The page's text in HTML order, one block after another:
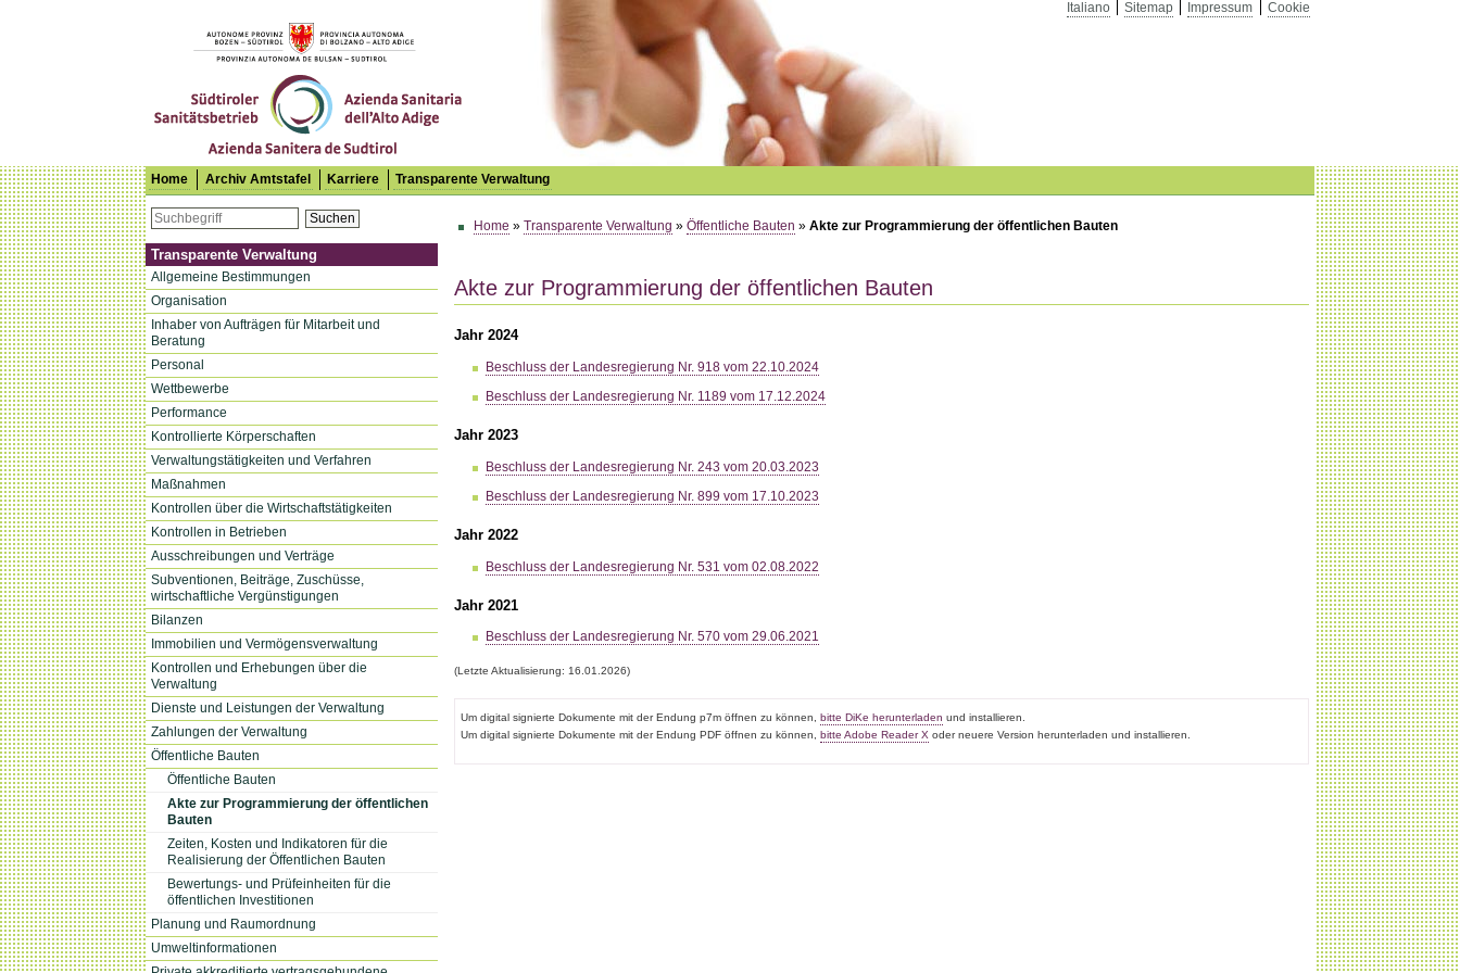
Italiano Sitemap Impressum
Cookie
Südtiroler Sanitätsbetrieb
Home Archiv Amtstafel Karriere Transparente Verwaltung
Suchen
Transparente Verwaltung
Allgemeine Bestimmungen
Organisation
Inhaber von Aufträgen für Mitarbeit und
Beratung
Personal
Wettbewerbe
Performance
Kontrollierte Körperschaften
Verwaltungstätigkeiten und Verfahren
Maßnahmen
Kontrollen über die Wirtschaftstätigkeiten
Kontrollen in Betrieben
Ausschreibungen und Verträge
Subventionen, Beiträge, Zuschüsse,
wirtschaftliche Vergünstigungen
Bilanzen
Immobilien und Vermögensverwaltung
Kontrollen und Erhebungen über die
Verwaltung
Dienste und Leistungen der Verwaltung
Zahlungen der Verwaltung
Öffentliche Bauten
Öffentliche Bauten
Akte zur Programmierung der öffentlichen
Bauten
Zeiten, Kosten und Indikatoren für die
Realisierung der Öffentlichen Bauten
Bewertungs- und Prüfeinheiten für die
öffentlichen Investitionen
Planung und Raumordnung
Umweltinformationen
Home »Transparente Verwaltung »Öffentliche Bauten » Akte zur Programmierung der öffentlichen Bauten
Akte zur Programmierung der öffentlichen Bauten
Jahr 2024
Beschluss der Landesregierung Nr. 918 vom 22.10.2024
Beschluss der Landesregierung Nr. 1189 vom 17.12.2024
Jahr 2023
Beschluss der Landesregierung Nr. 243 vom 20.03.2023
Beschluss der Landesregierung Nr. 899 vom 17.10.2023
Jahr 2022
Beschluss der Landesregierung Nr. 531 vom 02.08.2022
Jahr 2021
Beschluss der Landesregierung Nr. 570 vom 29.06.2021
(Letzte Aktualisierung: 16.01.2026)
Um digital signierte Dokumente mit der Endung p7m öffnen zu können,bitte DiKe herunterladen und installieren.
Um digital signierte Dokumente mit der Endung PDF öffnen zu können,bitte Adobe Reader X oder neuere Version herunterladen und installieren.